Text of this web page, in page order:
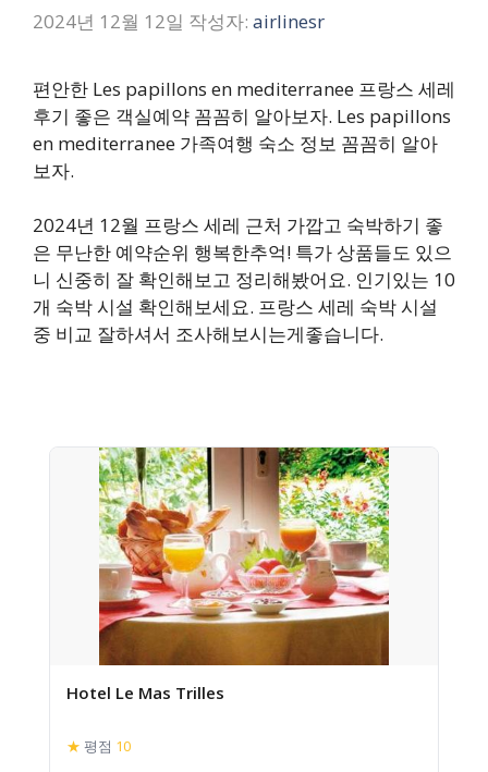
2024년 12월 12일 작성자: airlinesr
편안한 Les papillons en mediterranee 프랑스 세레
후기 좋은 객실예약 꼼꼼히 알아보자. Les papillons
en mediterranee 가족여행 숙소 정보 꼼꼼히 알아
보자.
2024년 12월 프랑스 세레 근처 가깝고 숙박하기 좋
은 무난한 예약순위 행복한추억! 특가 상품들도 있으
니 신중히 잘 확인해보고 정리해봤어요. 인기있는 10
개 숙박 시설 확인해보세요. 프랑스 세레 숙박 시설
중 비교 잘하셔서 조사해보시는게좋습니다.
Hotel Le Mas Trilles
★ 평점 10